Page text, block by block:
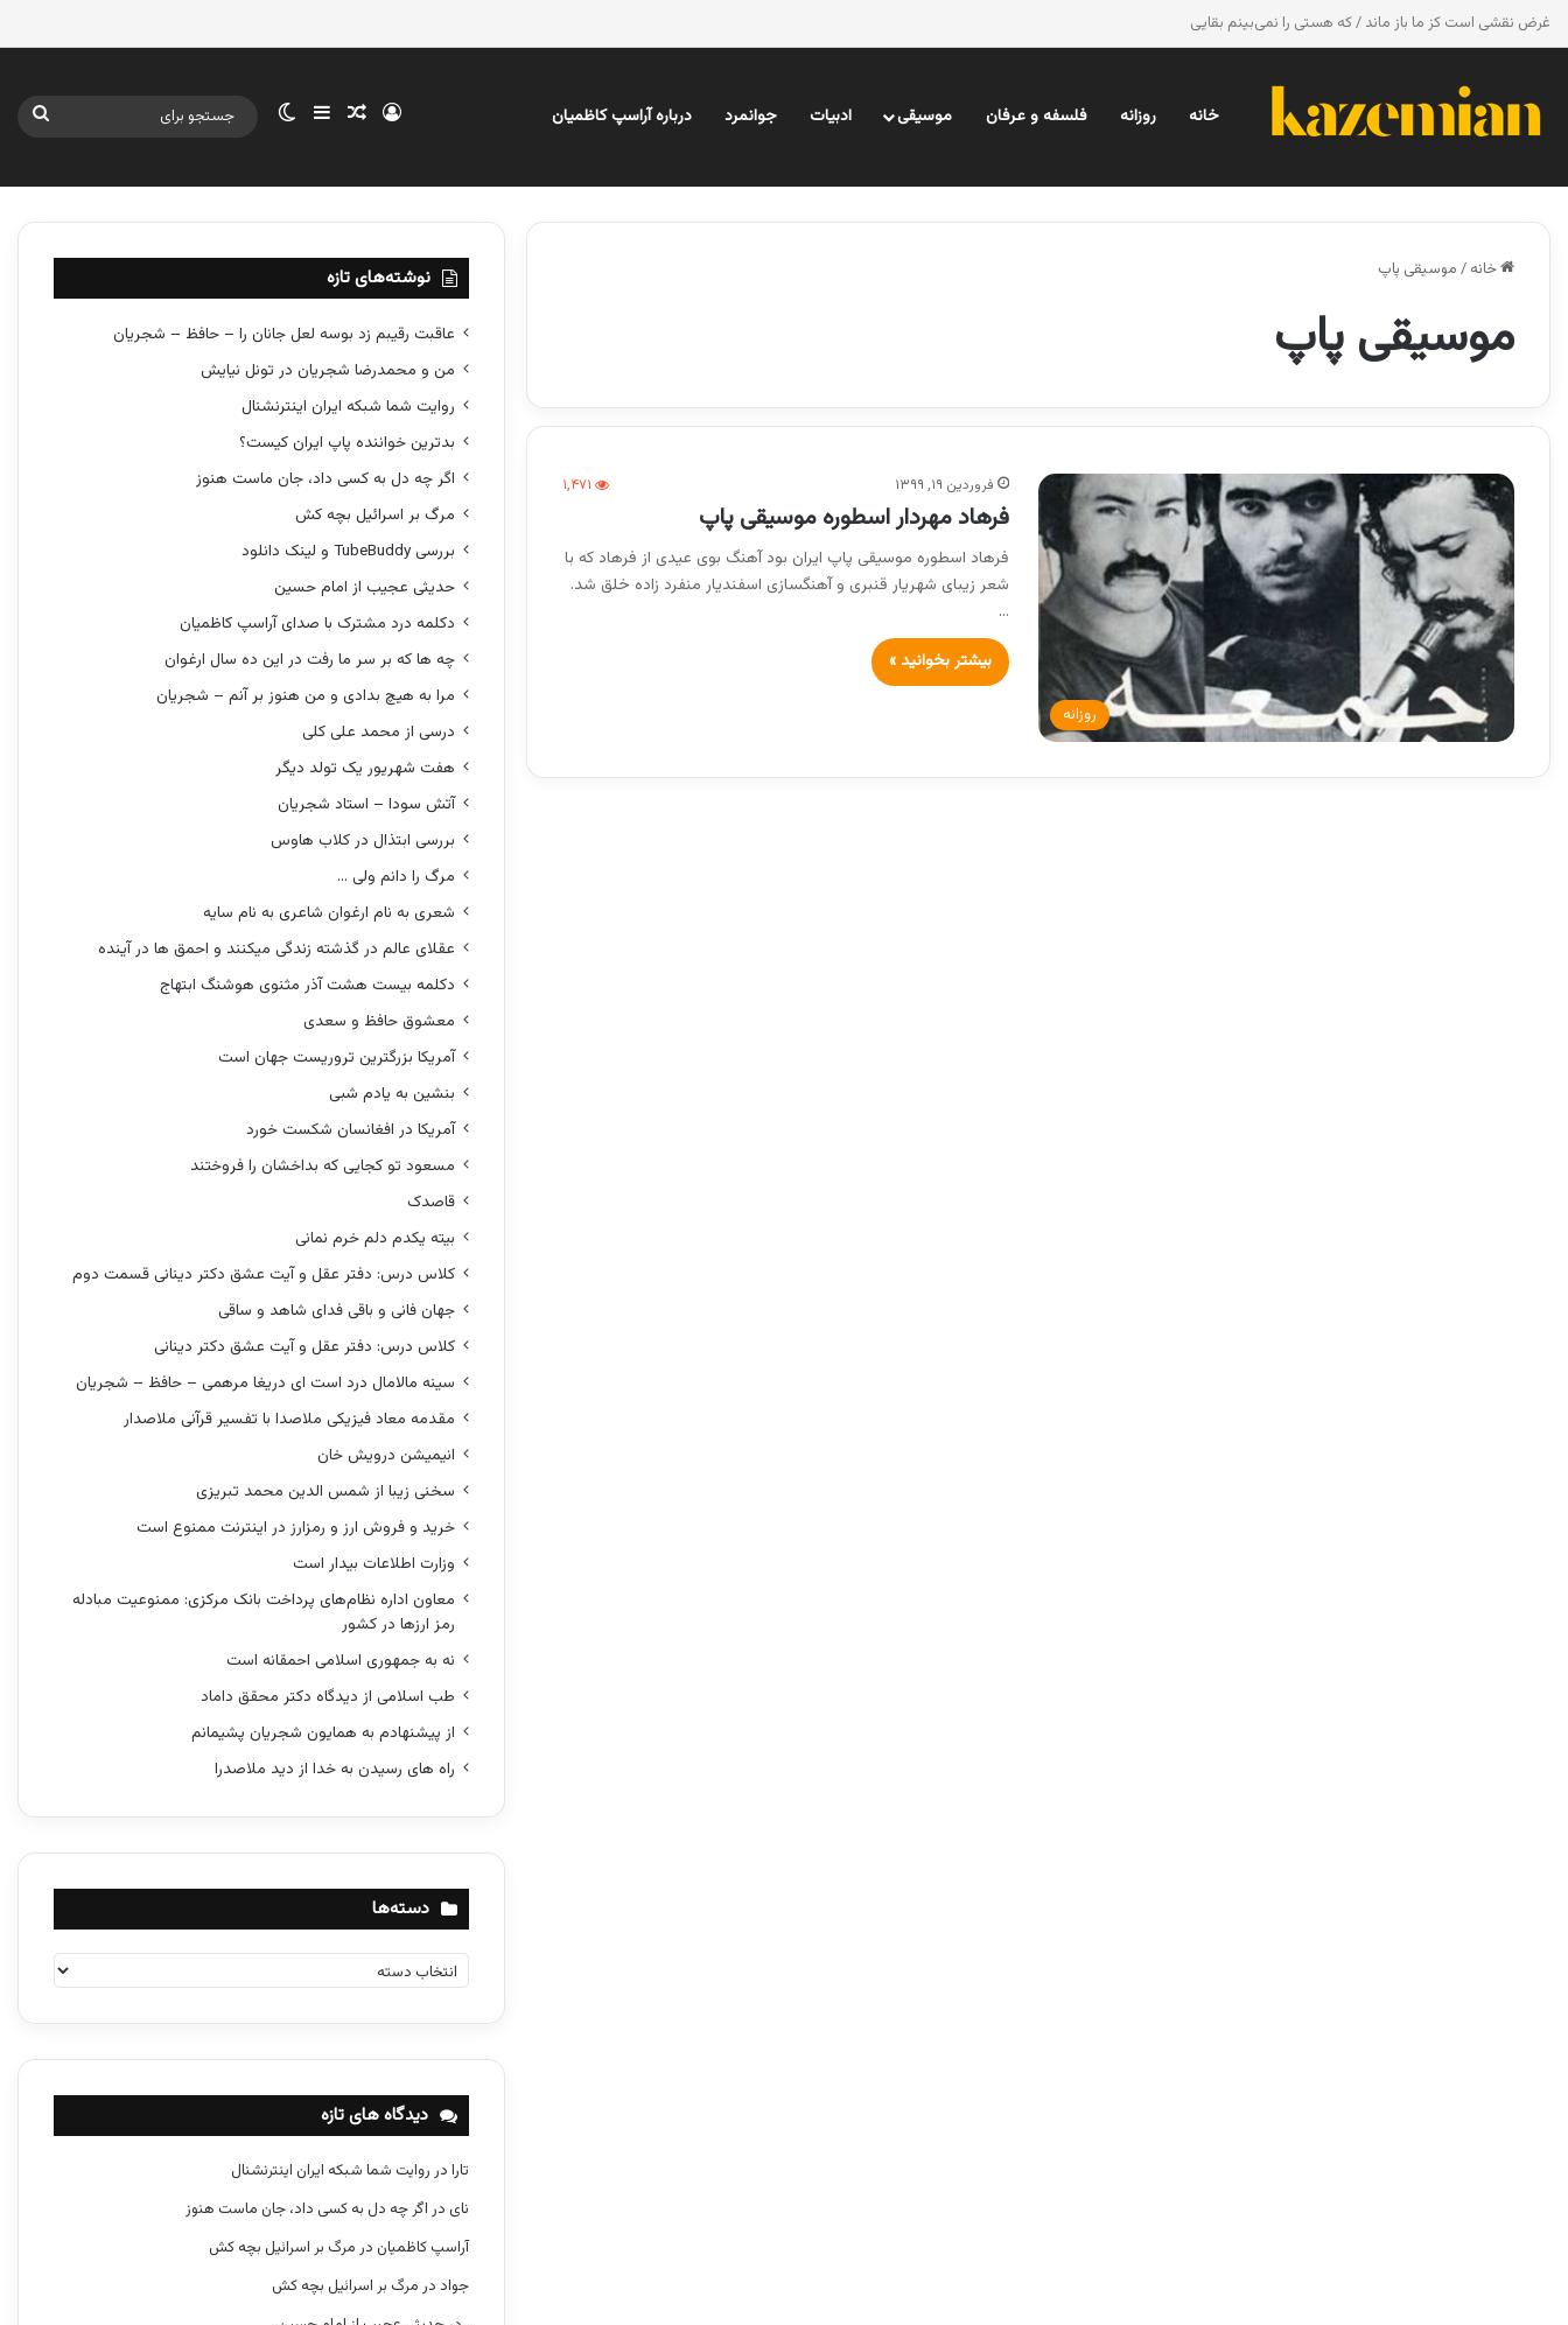
غرض نقشی است کز ما باز ماند / که هستی را نمی‌بینم بقایی
خانه روزانه فلسفه و عرفان موسیقی ادبیات جوانمرد درباره آراسپ کاظمیان ورود نوشته تصادفی
سایدبار تغییر پوسته
خانه / موسیقی پاپ
موسیقی پاپ
روزانه
فروردین ۱۹, ۱۳۹۹ ۱,۴۷۱
فرهاد مهردار اسطوره موسیقی پاپ
فرهاد اسطوره موسیقی پاپ ایران بود آهنگ بوی عیدی از فرهاد که با
شعر زیبای شهریار قنبری و آهنگسازی اسفندیار منفرد زاده خلق شد.
…
بیشتر بخوانید »
نوشته‌های تازه
عاقبت رقیبم زد بوسه لعل جانان را – حافظ – شجریان
من و محمدرضا شجریان در تونل نیایش
روایت شما شبکه ایران اینترنشنال
بدترین خواننده پاپ ایران کیست؟
اگر چه دل به کسی داد، جان ماست هنوز
مرگ بر اسرائیل بچه کش
بررسی TubeBuddy و لینک دانلود
حدیثی عجیب از امام حسین
دکلمه درد مشترک با صدای آراسپ کاظمیان
چه ها که بر سر ما رفت در این ده سال ارغوان
مرا به هیچ بدادی و من هنوز بر آنم – شجریان
درسی از محمد علی کلی
هفت شهریور یک تولد دیگر
آتش سودا – استاد شجریان
بررسی ابتذال در کلاب هاوس
مرگ را دانم ولی …
شعری به نام ارغوان شاعری به نام سایه
عقلای عالم در گذشته زندگی میکنند و احمق ها در آینده
دکلمه بیست هشت آذر مثنوی هوشنگ ابتهاج
معشوق حافظ و سعدی
آمریکا بزرگترین تروریست جهان است
بنشین به یادم شبی
آمریکا در افغانسان شکست خورد
مسعود تو کجایی که بداخشان را فروختند
قاصدک
بیته یکدم دلم خرم نمانی
کلاس درس: دفتر عقل و آیت عشق دکتر دینانی قسمت دوم
جهان فانی و باقی فدای شاهد و ساقی
کلاس درس: دفتر عقل و آیت عشق دکتر دینانی
سینه مالامال درد است ای دریغا مرهمی – حافظ – شجریان
مقدمه معاد فیزیکی ملاصدا با تفسیر قرآنی ملاصدار
انیمیشن درویش خان
سخنی زیبا از شمس الدین محمد تبریزی
خرید و فروش ارز و رمزارز در اینترنت ممنوع است
وزارت اطلاعات بیدار است
معاون اداره نظام‌های پرداخت بانک مرکزی: ممنوعیت مبادله
رمز ارزها در کشور
نه به جمهوری اسلامی احمقانه است
طب اسلامی از دیدگاه دکتر محقق داماد
از پیشنهادم به همایون شجریان پشیمانم
راه های رسیدن به خدا از دید ملاصدرا
دسته‌ها
س
ه
دیدگاه های تازه
تارا در روایت شما شبکه ایران اینترنشنال
نای در اگر چه دل به کسی داد، جان ماست هنوز
آراسپ کاظمیان در مرگ بر اسرائیل بچه کش
جواد در مرگ بر اسرائیل بچه کش